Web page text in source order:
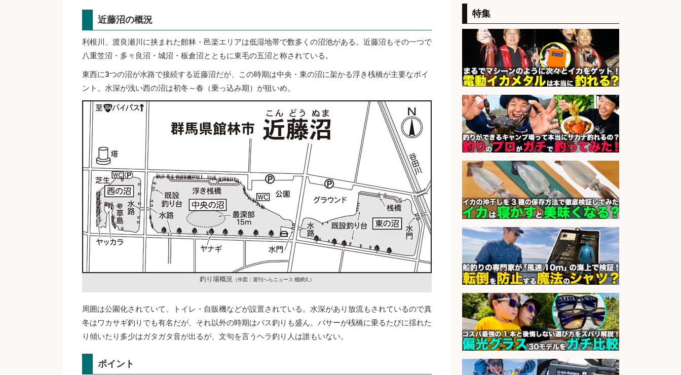
近藤沼の概況
利根川、渡良瀬川に挟まれた館林・邑楽エリアは低湿地帯で数多くの沼池がある。近藤沼もその一つで
八重笠沼・多々良沼・城沼・板倉沼とともに東毛の五沼と称されている。
東西に3つの沼が水路で接続する近藤沼だが、この時期は中央・東の沼に架かる浮き桟橋が主要なポイ
ント。水深が浅い西の沼は初冬～春（乗っ込み期）が狙いめ。
釣り場概況 （作図：週刊へらニュース 棚網久）
周囲は公園化されていて、トイレ・自販機などが設置されている。水深があり放流もされているので真
冬はワカサギ釣りでも有名だが、それ以外の時期はバス釣りも盛ん。バサーが桟橋に乗るたびに揺れた
り傾いたり多少はガタガタ音が出るが、文句を言うヘラ釣り人は誰もいない。
ポイント
福岡/未経験歓迎「ルート営業」/釣
り好き歓迎/インセンティブ
会社名 広松久水産株式会社
sponsored by 求人ボックス
業10時間/経験者歓迎
会社名 広松久水産株式会社
sponsored by 求人ボックス
宮崎/魚や漁業に関わる現場・事務
の「総合職」 未経験可
会社名 宮崎県漁業協同組合連合会
sponsored by 求人ボックス
和食, 居酒屋/調理見習い・調理補助/
新鮮な魚料理×おでんの和食居酒屋
の若手スタッフ
会社名 サカナのハチベエ 矢場町店
精肉・青果・鮮魚販売/「志布志
市」お魚のカットや商品の陳列業
務/「時給1,150円〜」/時間選べる×
志布志市
特集